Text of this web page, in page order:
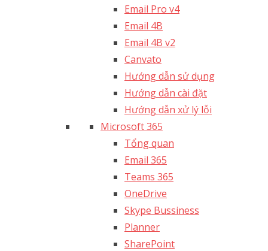
Email Pro v4
Email 4B
Email 4B v2
Canvato
Hướng dẫn sử dụng
Hướng dẫn cài đặt
Hướng dẫn xử lý lỗi
Microsoft 365
Tổng quan
Email 365
Teams 365
OneDrive
Skype Bussiness
Planner
SharePoint